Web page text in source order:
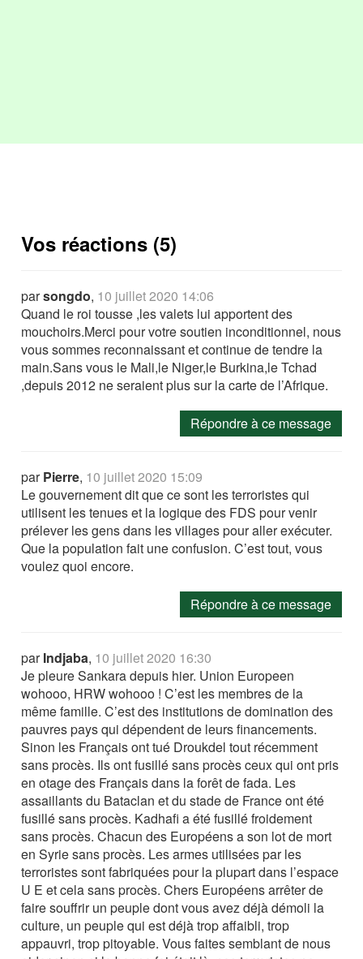
Vos réactions (5)
parsongdo, 10 juillet 2020 14:06
Quand le roi tousse ,les valets lui apportent des
mouchoirs.Merci pour votre soutien inconditionnel, nous
vous sommes reconnaissant et continue de tendre la
main.Sans vous le Mali,le Niger,le Burkina,le Tchad
,depuis 2012 ne seraient plus sur la carte de l’Afrique.
Répondre à ce message
parPierre, 10 juillet 2020 15:09
Le gouvernement dit que ce sont les terroristes qui
utilisent les tenues et la logique des FDS pour venir
prélever les gens dans les villages pour aller exécuter.
Que la population fait une confusion. C’est tout, vous
voulez quoi encore.
Répondre à ce message
parIndjaba, 10 juillet 2020 16:30
Je pleure Sankara depuis hier. Union Europeen
wohooo, HRW wohooo ! C’est les membres de la
même famille. C’est des institutions de domination des
pauvres pays qui dépendent de leurs financements.
Sinon les Français ont tué Droukdel tout récemment
sans procès. Ils ont fusillé sans procès ceux qui ont pris
en otage des Français dans la forêt de fada. Les
assaillants du Bataclan et du stade de France ont été
fusillé sans procès. Kadhafi a été fusillé froidement
sans procès. Chacun des Européens a son lot de mort
en Syrie sans procès. Les armes utilisées par les
terroristes sont fabriquées pour la plupart dans l’espace
U E et cela sans procès. Chers Européens arrêter de
faire souffrir un peuple dont vous avez déjà démoli la
culture, un peuple qui est déjà trop affaibli, trop
appauvri, trop pitoyable. Vous faites semblant de nous